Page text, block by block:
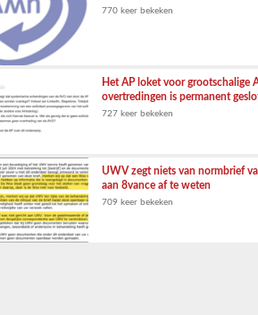
770 keer bekeken
Het AP loket voor grootschalige
overtredingen is permanent
727 keer bekeken
UWV zegt niets van normbrief
aan 8vance af te weten
709 keer bekeken